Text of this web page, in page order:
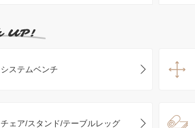
システムベンチ
チェア/スタンド/テーブルレッグ